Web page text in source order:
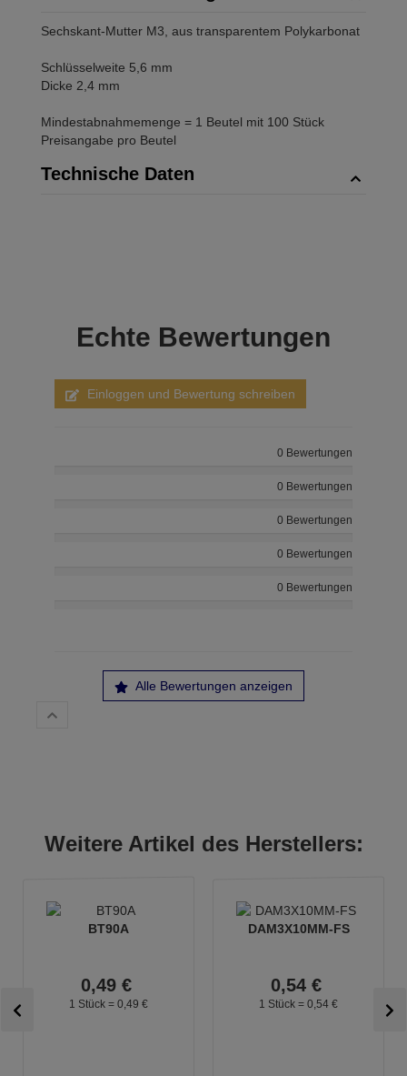
Sechskant-Mutter M3, aus transparentem Polykarbonat
Schlüsselweite 5,6 mm
Dicke 2,4 mm
Mindestabnahmemenge = 1 Beutel mit 100 Stück
Preisangabe pro Beutel
Technische Daten
Echte Bewertungen
Einloggen und Bewertung schreiben
0 Bewertungen
0 Bewertungen
0 Bewertungen
0 Bewertungen
0 Bewertungen
Alle Bewertungen anzeigen
Weitere Artikel des Herstellers:
BT90A
0,49 €
1 Stück = 0, 49 €
DAM3X10MM-FS
0,54 €
1 Stück = 0, 54 €